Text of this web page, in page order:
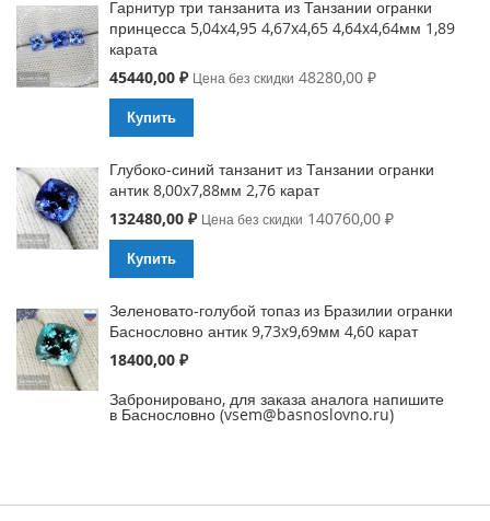
Гарнитур три танзанита из Танзании огранки
принцесса 5,04x4,95 4,67x4,65 4,64x4,64мм 1,89
карата
Special
45440,00 ₽ Цена без скидки 48280,00 ₽
Купить
Глубоко-синий танзанит из Танзании огранки
антик 8,00x7,88мм 2,76 карат
Special
132480,00 ₽ Цена без скидки 140760,00 ₽
Купить
Зеленовато-голубой топаз из Бразилии огранки
Баснословно антик 9,73x9,69мм 4,60 карат
18400,00 ₽
Забронировано, для заказа аналога напишите
в Баснословно (vsem@basnoslovno.ru)